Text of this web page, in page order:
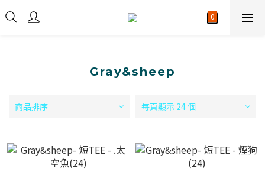
Gray&sheep
商品排序 每頁顯示 24 個